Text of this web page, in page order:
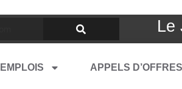
Le
APPELS D’OFFRES